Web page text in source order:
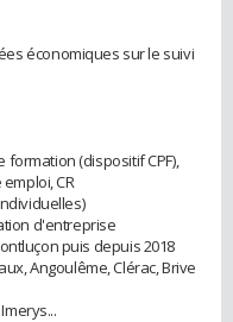
économiques sur le suivi
(dispositif CPF),
CR
d'entreprise
puis depuis 2018
Angoulême, Clérac, Brive